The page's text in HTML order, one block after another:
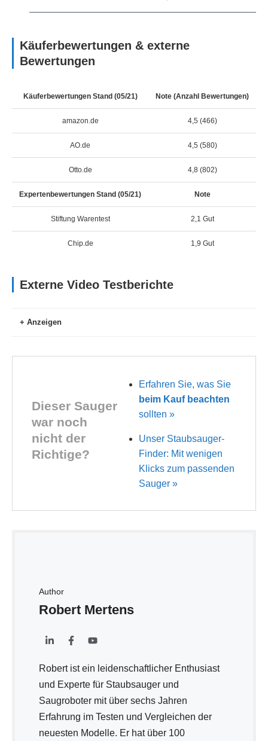
Käuferbewertungen & externe
Bewertungen
Käuferbewertungen Stand (05/21) Note (Anzahl Bewertungen)
amazon.de 4,5 (466)
AO.de 4,5 (580)
Otto.de 4,8 (802)
Expertenbewertungen Stand (05/21) Note
Stiftung Warentest 2,1 Gut
Chip.de 1,9 Gut
Externe Video Testberichte
Anzeigen
Dieser Sauger
war noch
nicht der
Richtige?
Erfahren Sie, was Sie
beim Kauf beachten
sollten »
Unser Staubsauger-
Finder: Mit wenigen
Klicks zum passenden
Sauger »
Author
Robert Mertens
Robert ist ein leidenschaftlicher Enthusiast
und Experte für Staubsauger und
Saugroboter mit über sechs Jahren
Erfahrung im Testen und Vergleichen der
neuesten Modelle. Er hat über 100